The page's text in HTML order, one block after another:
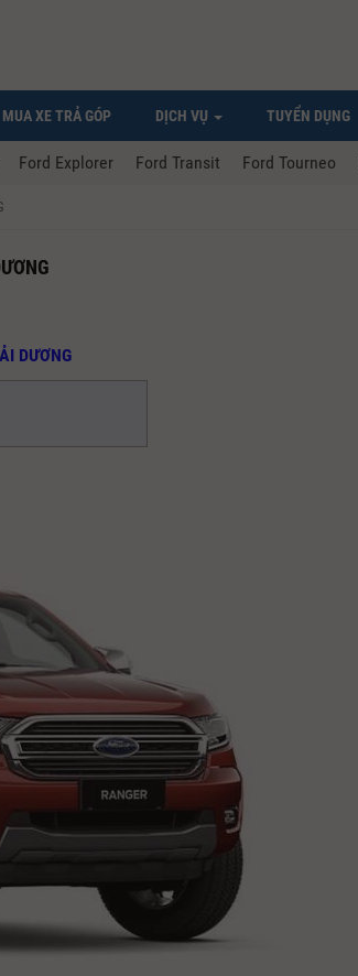
MUA XE TRẢ GÓP DỊCH VỤ TUYỂN DỤNG
Ford Explorer Ford Transit Ford Tourneo
DƯƠNG